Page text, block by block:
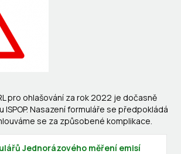
pro ohlašování za rok 2022 je dočasně
Nasazení formuláře se předpokládá
se za způsobené komplikace.
Jednorázového měření emisí